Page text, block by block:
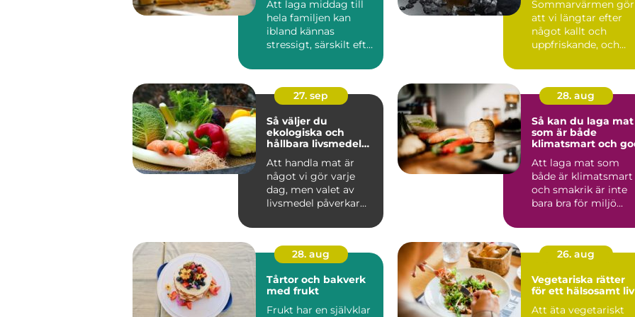
Att laga middag till
hela familjen kan
ibland kännas
stressigt, särskilt efter
Sommarvärmen gör
att vi längtar efter
något kallt och
uppfriskande, och
27. sep
Så väljer du
ekologiska och
hållbara livsmedel
Att handla mat är
något vi gör varje
dag, men valet av
livsmedel påverkar
28. aug
Så kan du laga mat
som är både
klimatsmart och
Att laga mat som
både är klimatsmart
och smakrik är inte
bara bra för miljö...
28. aug
Tårtor och bakverk
med frukt
Frukt har en självklar
26. aug
Vegetariska rätter
för ett hälsosamt liv
Att äta vegetariskt